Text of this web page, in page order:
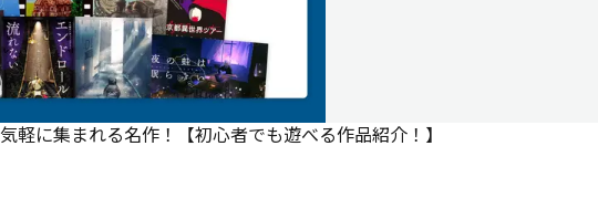
軽に集まれる名作！【初心者でも遊べる作品紹介！】